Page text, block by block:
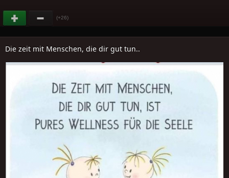
(+26)
Die zeit mit Menschen, die dir gut tun..